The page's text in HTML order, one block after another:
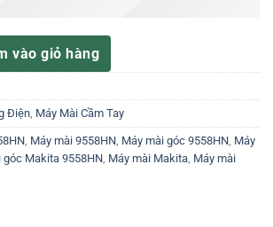
số lượng
vào giỏ hàng
Điện, Máy Mài Cầm Tay
, Máy mài 9558HN, Máy mài góc 9558HN, Máy
góc Makita 9558HN, Máy mài Makita, Máy mài